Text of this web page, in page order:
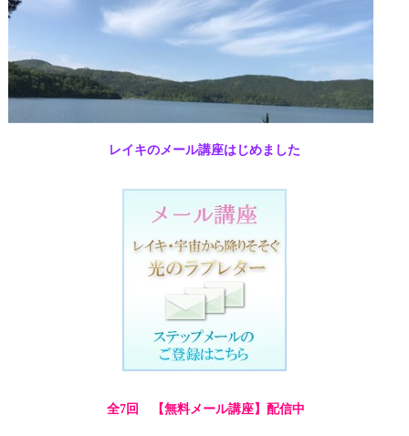
レイキのメール講座はじめました
全7回 【無料メール講座】配信中